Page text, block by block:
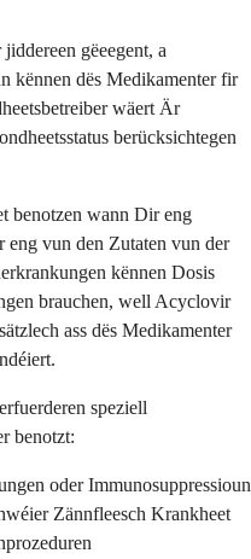
gëeegent, a
kënnen dës Medikamenter fir
wäert Är
berücksichtegen
benotzen wann Dir eng
vun den Zutaten vun der
kënnen Dosis
brauchen, well Acyclovir
ass dës Medikamenter
speziell
benotzt:
oder Immunosuppressioun
Zännfleesch Krankheet